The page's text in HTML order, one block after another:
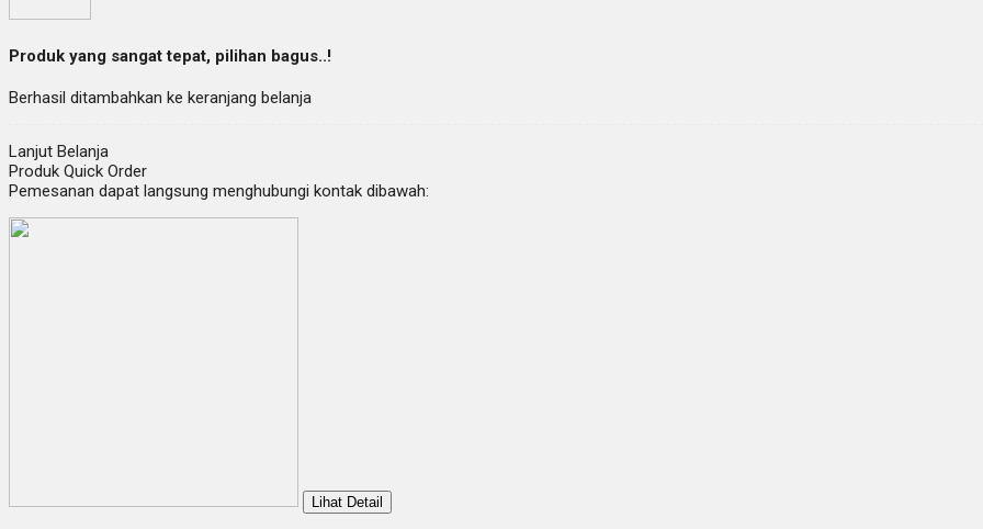
Produk yang sangat tepat, pilihan bagus..!
Berhasil ditambahkan ke keranjang belanja
Lanjut Belanja
Produk Quick Order
Pemesanan dapat langsung menghubungi kontak dibawah:
Lihat Detail